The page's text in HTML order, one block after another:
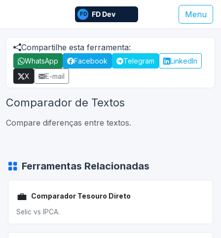
Menu
Compartilhe esta ferramenta:
WhatsApp Facebook Telegram
LinkedIn
X
E-mail
Comparador de Textos
Compare diferenças entre textos.
Ferramentas Relacionadas
💼 Comparador Tesouro Direto
Selic vs IPCA.